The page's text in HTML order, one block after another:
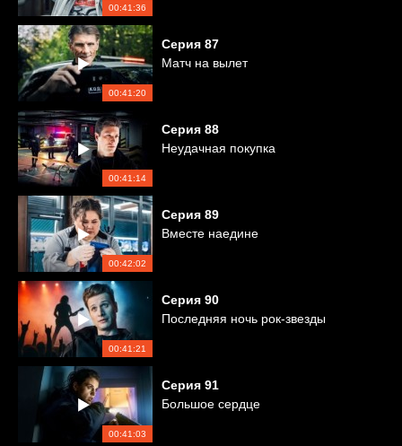
00:41:36
00:41:20
Серия 87
Матч на вылет
00:41:14
Серия 88
Неудачная покупка
00:42:02
Серия 89
Вместе наедине
00:41:21
Серия 90
Последняя ночь рок-звезды
00:41:03
Серия 91
Большое сердце